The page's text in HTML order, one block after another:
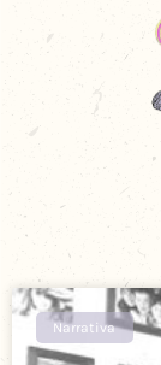
Narrativa